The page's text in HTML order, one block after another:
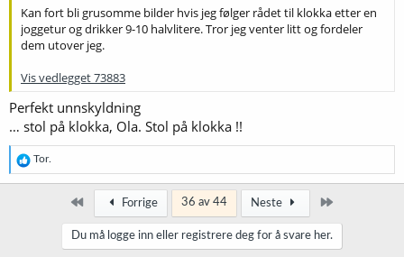
Kan fort bli grusomme bilder hvis jeg følger rådet til klokka etter en
joggetur og drikker 9-10 halvlitere. Tror jeg venter litt og fordeler
dem utover jeg.
Vis vedlegget 73883
Perfekt unnskyldning
… stol på klokka, Ola. Stol på klokka !!
R
e
a
Tor.
Først Forrige 36 av 44 Neste
Du må logge inn eller registrere deg for å svare her.